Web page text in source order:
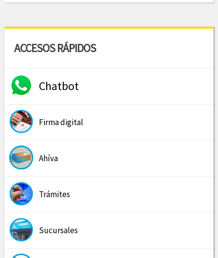
ACCESOS RÁPIDOS
Chatbot
Firma digital
Ahíva
Trámites
Sucursales